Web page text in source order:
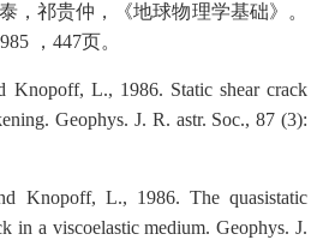
，祁贵仲，《地球物理学基础》。
，447页。
Knopoff, L., 1986. Static shear crack
Geophys. J. R. astr. Soc., 87 (3):
Knopoff, L., 1986. The quasistatic
in a viscoelastic medium. Geophys. J.